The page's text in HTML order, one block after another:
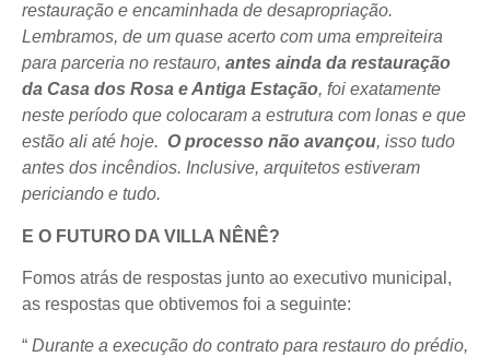
restauração e encaminhada de desapropriação.
Lembramos, de um quase acerto com uma empreiteira
para parceria no restauro, antes ainda da restauração
da Casa dos Rosa e Antiga Estação, foi exatamente
neste período que colocaram a estrutura com lonas e que
estão ali até hoje. O processo não avançou, isso tudo
antes dos incêndios. Inclusive, arquitetos estiveram
periciando e tudo.
E O FUTURO DA VILLA NÊNÊ?
Fomos atrás de respostas junto ao executivo municipal,
as respostas que obtivemos foi a seguinte:
“ Durante a execução do contrato para restauro do prédio,